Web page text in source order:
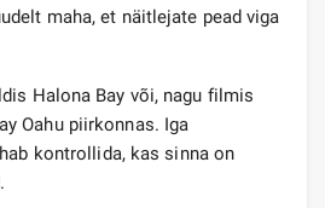
maha, et näitlejate pead viga
Halona Bay või, nagu filmis
Oahu piirkonnas. Iga
kontrollida, kas sinna on